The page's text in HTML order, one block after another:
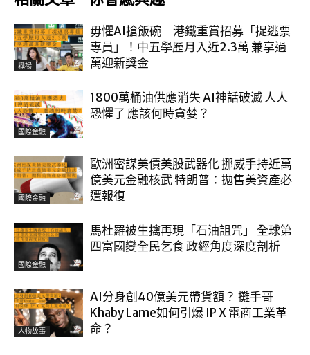
職場
毋懼AI搶飯碗｜港鐵重賞招募「捉逃票
專員」！中五學歷月入近2.3萬 兼享過
萬迎新獎金
國際金融
1800萬桶油供應消失 AI神話破滅 人人
恐懼了 應該何時貪婪？
國際金融
歐洲密謀美債美股武器化 挪威手持近萬
億美元金融核武 特朗普：拋售美資產必
遭報復
國際金融
馬杜羅被生擒再現「石油詛咒」 全球第
四富國變全民乞食 政經角度深度剖析
人物故事
AI分身創40億美元帶貨額？ 攤手哥
Khaby Lame如何引爆 IP X 電商工業革
命？